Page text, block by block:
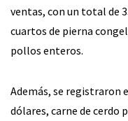
ventas, con un total de
cuartos de pierna
pollos enteros.
Además, se registraron
dólares, carne de cerdo